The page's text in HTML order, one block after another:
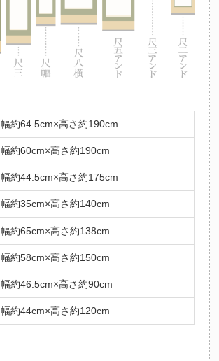
幅約64.5cm×高さ約190cm
幅約60cm×高さ約190cm
幅約44.5cm×高さ約175cm
幅約35cm×高さ約140cm
幅約65cm×高さ約138cm
幅約58cm×高さ約150cm
幅約46.5cm×高さ約90cm
幅約44cm×高さ約120cm